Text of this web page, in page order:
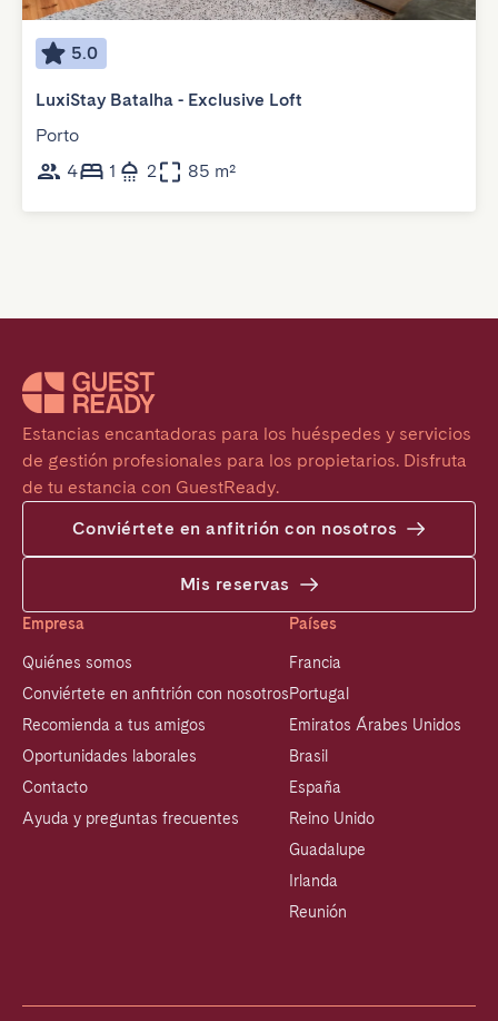
5.0
LuxiStay Batalha - Exclusive Loft
Porto
4
1 2 85 m²
Estancias encantadoras para los huéspedes y servicios
de gestión profesionales para los propietarios. Disfruta
de tu estancia con GuestReady.
Conviértete en anfitrión con nosotros
Mis reservas
Empresa
Quiénes somos
Conviértete en anfitrión con nosotros
Recomienda a tus amigos
Oportunidades laborales
Contacto
Ayuda y preguntas frecuentes
Países
Francia
Portugal
Emiratos Árabes Unidos
Brasil
España
Reino Unido
Guadalupe
Irlanda
Reunión